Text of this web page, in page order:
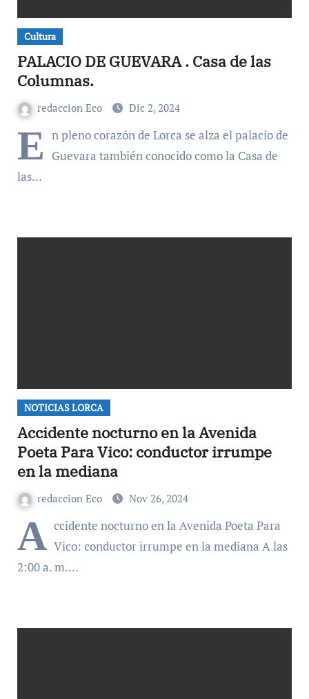
Cultura
PALACIO DE GUEVARA . Casa de las
Columnas.
redaccion Eco Dic 2, 2024
E n pleno corazón de Lorca se alza el palacio de
Guevara también conocido como la Casa de
las…
NOTICIAS LORCA
Accidente nocturno en la Avenida
Poeta Para Vico: conductor irrumpe
en la mediana
redaccion Eco Nov 26, 2024
A ccidente nocturno en la Avenida Poeta Para
Vico: conductor irrumpe en la mediana A las
2:00 a. m.…